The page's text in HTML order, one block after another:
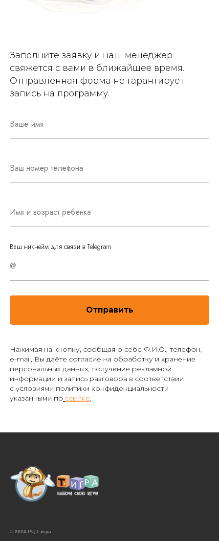
Заполните заявку и наш менеджер
свяжется с вами в ближайшее время.
Отправленная форма не гарантирует
запись на программу.
Ваше имя
Ваш номер телефона
Имя и возраст ребенка
Ваш никнейм для связи в Telegram
@
Отправить
Нажимая на кнопку, сообщая о себе Ф.И.О., телефон,
e-mail, Вы даёте согласие на обработку и хранение
персональных данных, получение рекламной
информации и запись разговора в соответствии
с условиями политики конфиденциальности
указанными по ссылке.
© 2024 РЦ Т-игра